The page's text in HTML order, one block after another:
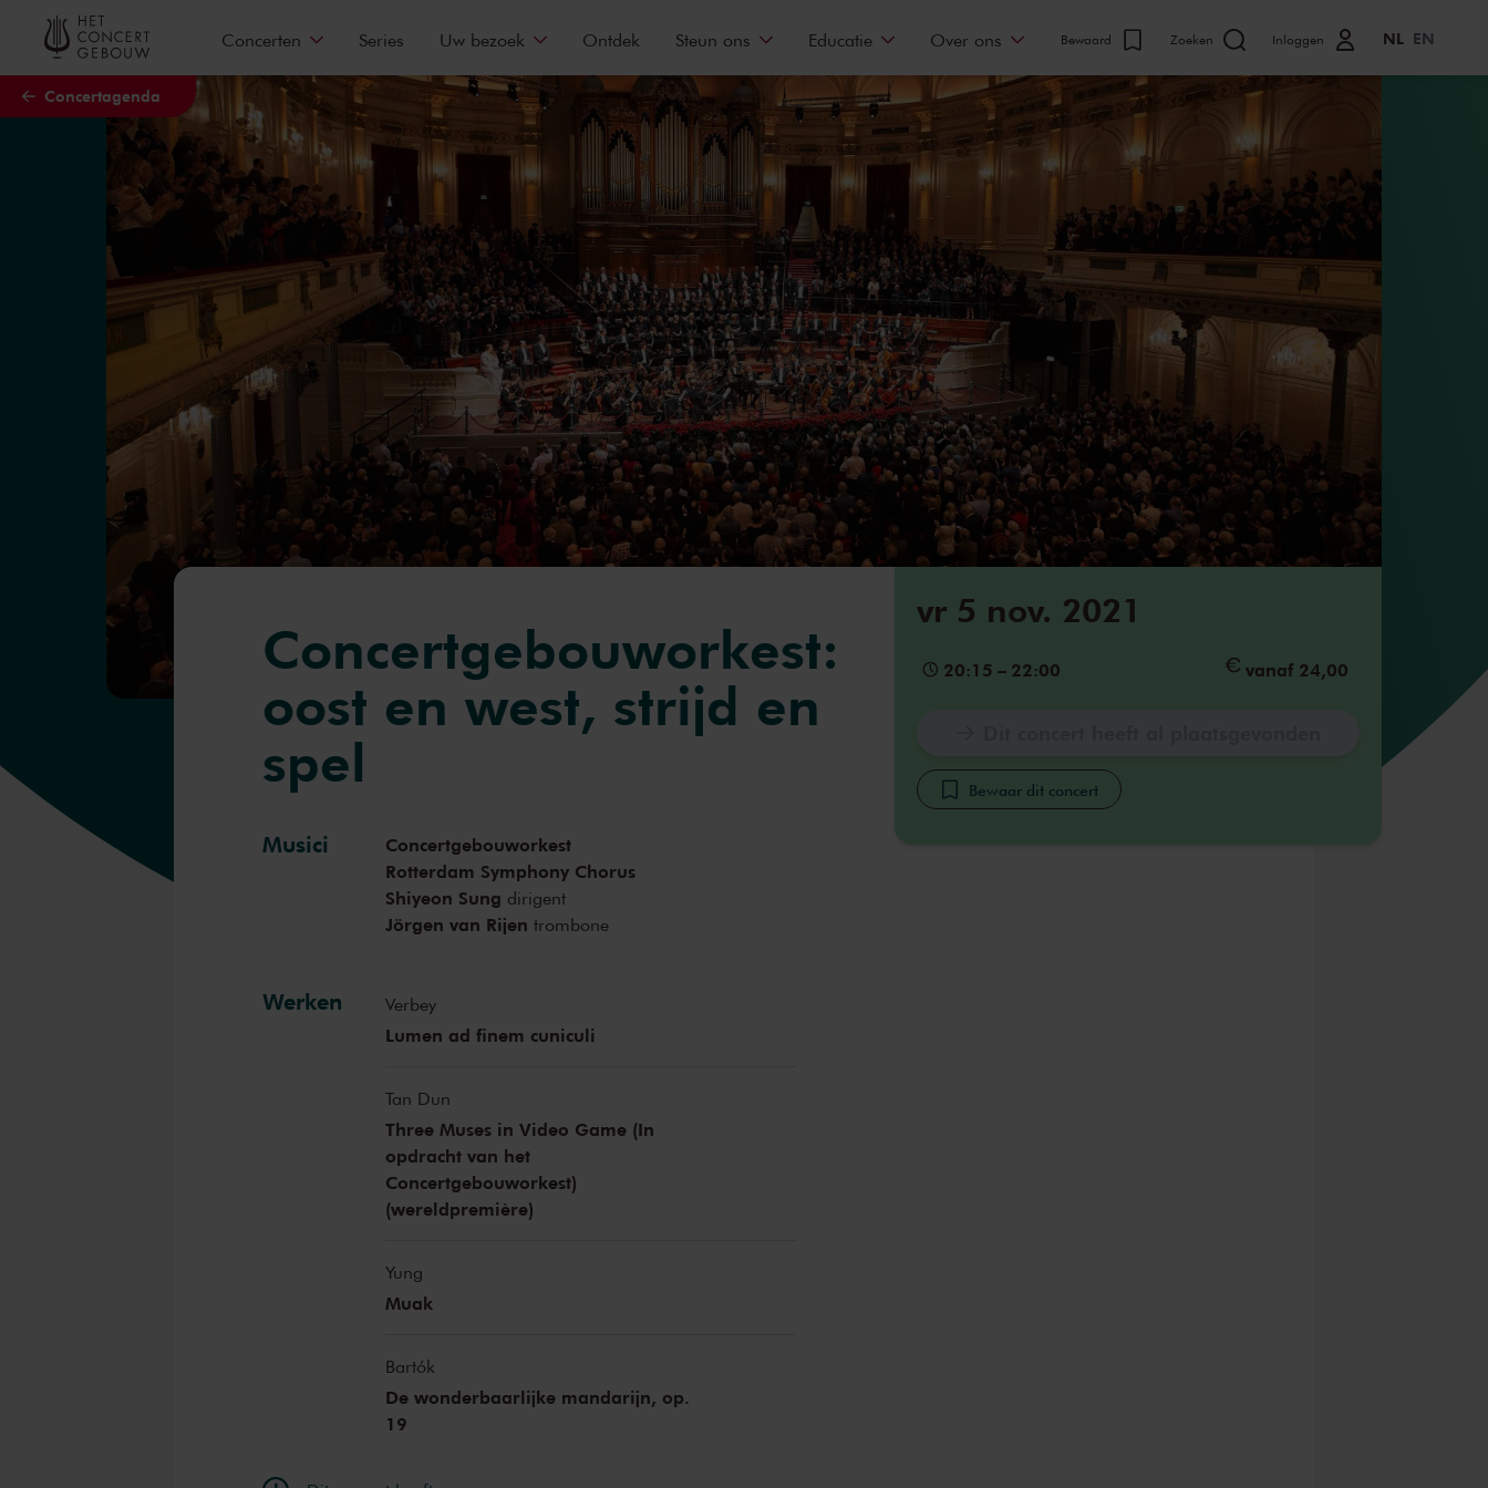
Naar hoofdcontent
Concertagenda
Concerten Series Uw bezoek Ontdek Steun ons Educatie Over ons Bewaard Zoeken Inloggen NL EN
vr 5 nov. 2021
20:15 – 22:00 vanaf 24,00
Bewaar dit concert
Concertgebouworkest:
oost en west, strijd en
spel
Musici
Concertgebouworkest
Rotterdam Symphony Chorus
Shiyeon Sung dirigent
Jörgen van Rijen trombone
Werken Verbey
Lumen ad finem cuniculi
Tan Dun
Three Muses in Video Game (In
opdracht van het
Concertgebouworkest)
(wereldpremière)
Yung
Muak
Bartók
De wonderbaarlijke mandarijn, op.
19